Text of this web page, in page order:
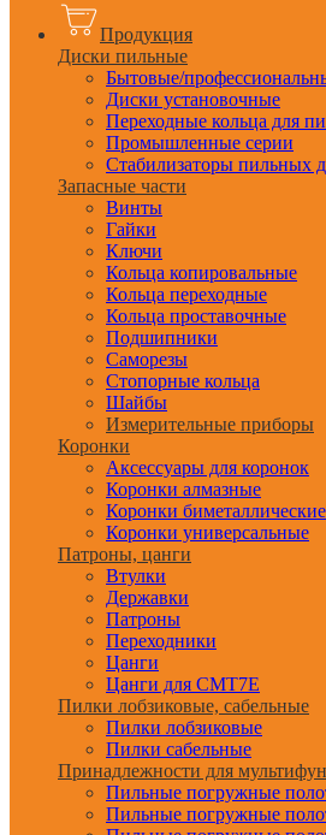
Продукция
Диски пильные
Бытовые/
Диски установочные
Переходные кольца для
Промышленные серии
Стабилизаторы пильных
Запасные части
Винты
Гайки
Ключи
Кольца копировальные
Кольца переходные
Кольца проставочные
Подшипники
Саморезы
Стопорные кольца
Шайбы
Измерительные приборы
Коронки
Аксессуары для коронок
Коронки алмазные
Коронки биметаллические
Коронки универсальные
Патроны, цанги
Втулки
Державки
Патроны
Переходники
Цанги
Цанги для CMT7E
Пилки лобзиковые, сабельные
Пилки лобзиковые
Пилки сабельные
Принадлежности для
Пильные погружные
Пильные погружные